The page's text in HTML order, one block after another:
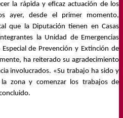
la rápida y eficaz actuación de los
ayer, desde el primer momento,
que la Diputación tienen en Casas
la Unidad de Emergencias
de Prevención y Extinción de
ha reiterado su agradecimiento
involucrados. «Su trabajo ha sidoy
zona y comenzar los trabajos de
ido.